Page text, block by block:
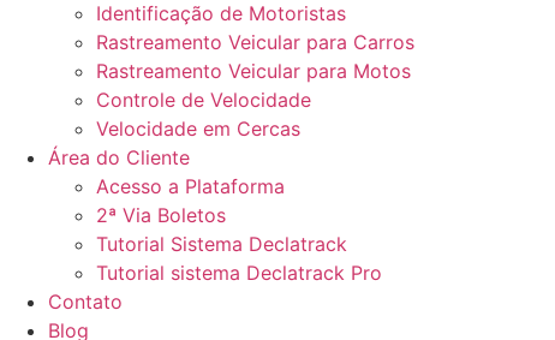
Identificação de Motoristas
Rastreamento Veicular para Carros
Rastreamento Veicular para Motos
Controle de Velocidade
Velocidade em Cercas
Área do Cliente
Acesso a Plataforma
2ª Via Boletos
Tutorial Sistema Declatrack
Tutorial sistema Declatrack Pro
Contato
Blog